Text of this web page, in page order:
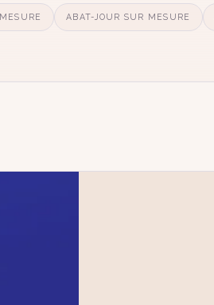
ABAT-JOUR SUR MESURE